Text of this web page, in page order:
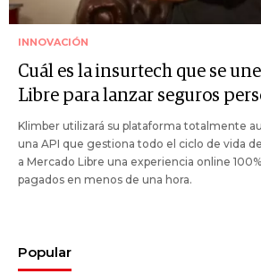
INNOVACIÓN
Cuál es la insurtech que se
Libre para lanzar seguros
Klimber utilizará su plataforma totalmente
una API que gestiona todo el ciclo de vida
a Mercado Libre una experiencia online
pagados en menos de una hora.
Popular